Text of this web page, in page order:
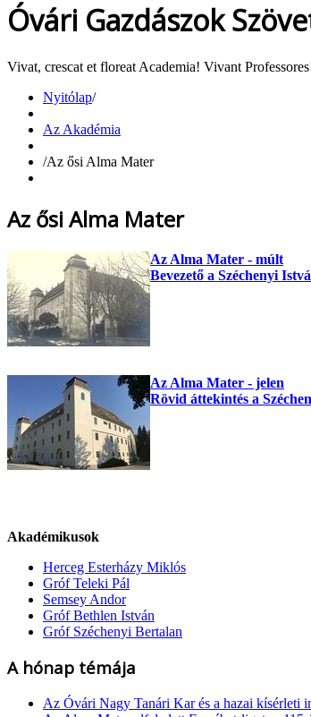
Óvári Gazdászok
Vivat, crescat et floreat Academia! Vivant
Nyitólap/
Az Akadémia
/Az ősi Alma Mater
Az ősi Alma Mater
Az Alma Mater - múlt
Bevezető a Széchenyi
Az Alma Mater - jelen
Rövid áttekintés a
Akadémikusok
Herceg Esterházy Miklós
Gróf Teleki Pál
Semsey Andor
Gróf Bethlen István
Gróf Széchenyi Bertalan
A hónap témája
Az Óvári Nagy Tanári Kar és a hazai kísérleti